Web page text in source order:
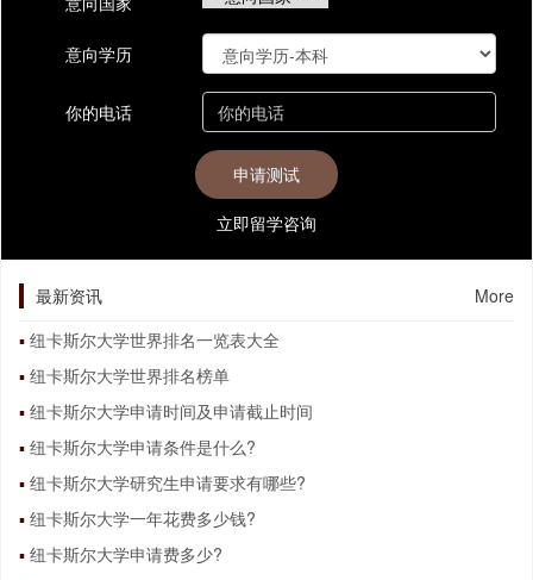
意向学历
你的电话
立即留学咨询
最新资讯
More
纽卡斯尔大学世界排名一览表大全
纽卡斯尔大学世界排名榜单
纽卡斯尔大学申请时间及申请截止时间
纽卡斯尔大学申请条件是什么?
纽卡斯尔大学研究生申请要求有哪些?
纽卡斯尔大学一年花费多少钱?
纽卡斯尔大学申请费多少?